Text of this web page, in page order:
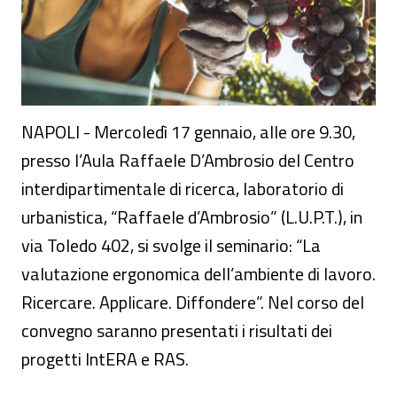
NAPOLI - Mercoledì 17 gennaio, alle ore 9.30,
presso l’Aula Raffaele D’Ambrosio del Centro
interdipartimentale di ricerca, laboratorio di
urbanistica, “Raffaele d’Ambrosio” (L.U.P.T.), in
via Toledo 402, si svolge il seminario: “La
valutazione ergonomica dell’ambiente di lavoro.
Ricercare. Applicare. Diffondere”. Nel corso del
convegno saranno presentati i risultati dei
progetti IntERA e RAS.